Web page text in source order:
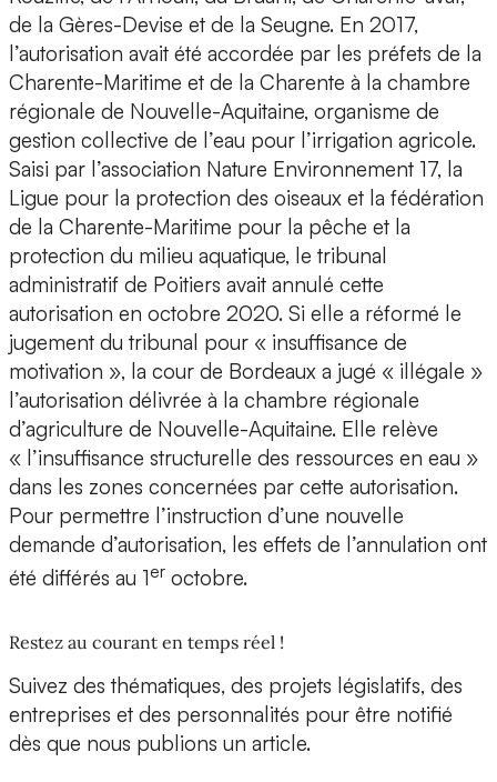
de la Gères-Devise et de la Seugne. En 2017,
l’autorisation avait été accordée par les préfets de la
Charente-Maritime et de la Charente à la chambre
régionale de Nouvelle-Aquitaine, organisme de
gestion collective de l’eau pour l’irrigation agricole.
Saisi par l’association Nature Environnement 17, la
Ligue pour la protection des oiseaux et la fédération
de la Charente-Maritime pour la pêche et la
protection du milieu aquatique, le tribunal
administratif de Poitiers avait annulé cette
autorisation en octobre 2020. Si elle a réformé le
jugement du tribunal pour « insuffisance de
motivation », la cour de Bordeaux a jugé « illégale »
l’autorisation délivrée à la chambre régionale
d’agriculture de Nouvelle-Aquitaine. Elle relève
« l’insuffisance structurelle des ressources en eau »
dans les zones concernées par cette autorisation.
Pour permettre l’instruction d’une nouvelle
demande d’autorisation, les effets de l’annulation ont
été différés au 1er octobre.
Restez au courant en temps réel !
Suivez des thématiques, des projets législatifs, des
entreprises et des personnalités pour être notifié
dès que nous publions un article.